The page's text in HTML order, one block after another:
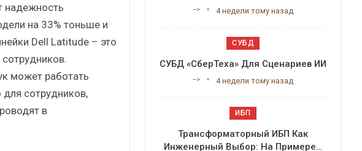
надежность
на 33% тоньше и
Dell Latitude – это
может работать
сотрудников,
в
--> 4 недели тому назад
СУБД
СУБД «СберТеха» Для Сценариев ИИ
--> 4 недели тому назад
ИБП
Трансформаторный ИБП Как
Инженерный Выбор: На Примере…